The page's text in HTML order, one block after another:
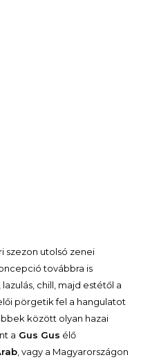
szezon utolsó zenei
továbbra is
chill, majd estétől a
pörgetik fel a hangulatot
között olyan hazai
a Gus Gus élő
, vagy a Magyarországon